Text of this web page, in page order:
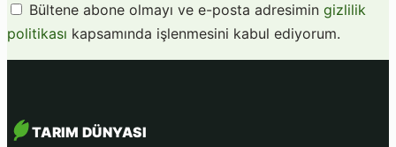
Bültene abone olmayı ve e-posta adresimin gizlilik
politikası kapsamında işlenmesini kabul ediyorum.
TARIM DÜNYASI